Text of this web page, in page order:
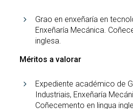
Grao en enxeñaría en
Enxeñaría Mecánica.
inglesa.
Méritos a valorar
Expediente académico de
Industriais, Enxeñaría
Coñecemento en lingua